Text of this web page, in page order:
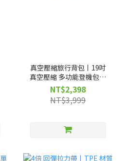
真空壓縮旅行背包丨19吋
真空壓縮 多功能登機包丨
D0502086
NT$2,398
NT$3,999